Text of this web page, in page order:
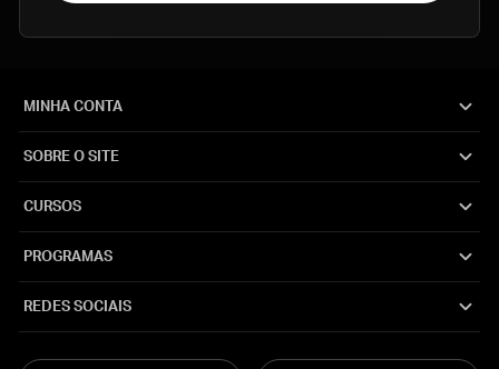
MINHA CONTA
SOBRE O SITE
CURSOS
PROGRAMAS
REDES SOCIAIS